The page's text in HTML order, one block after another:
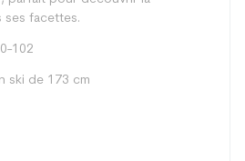
ses facettes.
102
ski de 173 cm